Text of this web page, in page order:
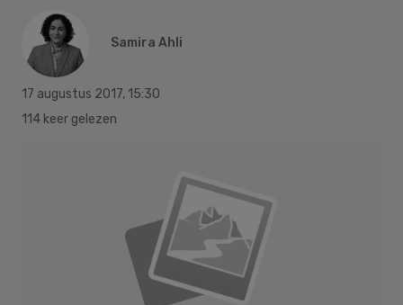
Samira Ahli
17 augustus 2017, 15:30
114 keer gelezen